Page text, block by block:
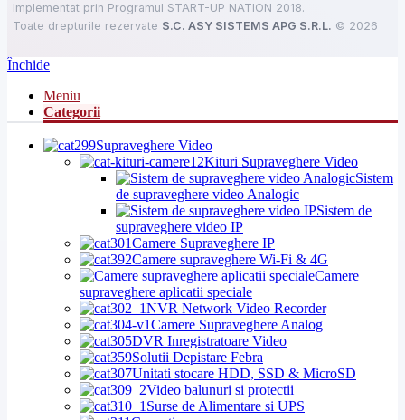
Implementat prin Programul START-UP NATION 2018.
Toate drepturile rezervate S.C. ASY SISTEMS APG S.R.L. © 2026
Închide
Meniu
Categorii
Supraveghere Video
Kituri Supraveghere Video
Sistem
de supraveghere video Analogic
Sistem de
supraveghere video IP
Camere Supraveghere IP
Camere supraveghere Wi-Fi & 4G
Camere
supraveghere aplicatii speciale
NVR Network Video Recorder
Camere Supraveghere Analog
DVR Inregistratoare Video
Solutii Depistare Febra
Unitati stocare HDD, SSD & MicroSD
Video balunuri si protectii
Surse de Alimentare si UPS